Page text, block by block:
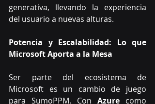
generativa, llevando la experiencia
del usuario a nuevas alturas.
Potencia y Escalabilidad: Lo que
Microsoft Aporta a la Mesa
Ser parte del ecosistema de
Microsoft es un cambio de juego
para SumoPPM. Con Azure como